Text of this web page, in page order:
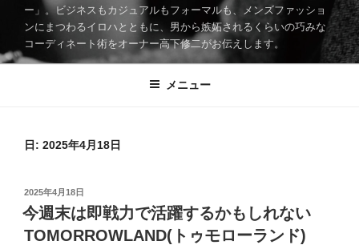
ー」。ビジネスもカジュアルもフォーマルも、メンズファッショ
ンにまつわるイロハとともに、男から嫉妬されるくらいの巧みな
コーディネート術をオーナー高下修二がお伝えします。
メニュー
日: 2025年4月18日
投
稿
日:
2025年4月18日
今週末は即戦力で活躍するかもしれない
TOMORROWLAND(トゥモローランド)